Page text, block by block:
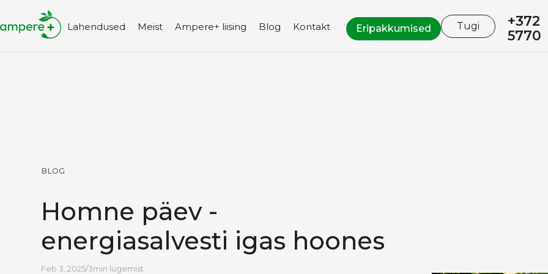
Lahendused Meist Ampere+ liising Blog Kontakt Eripakkumised Tugi
+372
5770
BLOG
Homne päev -
energiasalvesti igas hoones
Feb 3, 2025/3min lugemist